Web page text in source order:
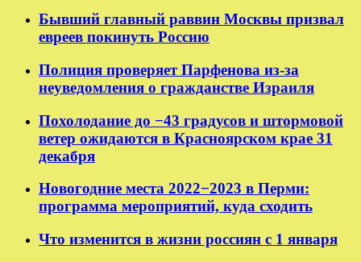
Бывший главный раввин Москвы призвал
евреев покинуть Россию
Полиция проверяет Парфенова из-за
неуведомления о гражданстве Израиля
Похолодание до −43 градусов и штормовой
ветер ожидаются в Красноярском крае 31
декабря
Новогодние места 2022−2023 в Перми:
программа мероприятий, куда сходить
Что изменится в жизни россиян с 1 января